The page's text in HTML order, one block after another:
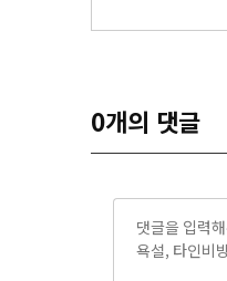
0개의 댓글